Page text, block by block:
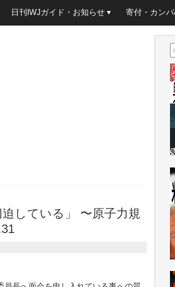
日刊IWJガイド・お知らせ 寄付・カン
している」 〜原子力規